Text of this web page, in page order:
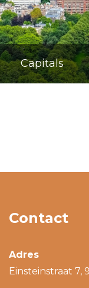
Capitals
Contact
Adres
Einsteinstraat 7,